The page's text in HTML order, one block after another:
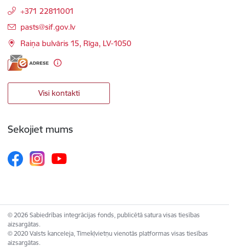
+371 22811001
E-pasts:
pasts@sif.gov.lv
Raiņa bulvāris 15, Rīga, LV-1050
Visi kontakti
Sekojiet mums
© 2026 Sabiedrības integrācijas fonds, publicētā satura visas tiesības
aizsargātas.
© 2020 Valsts kanceleja, Tīmekļvietņu vienotās platformas visas tiesības
aizsargātas.